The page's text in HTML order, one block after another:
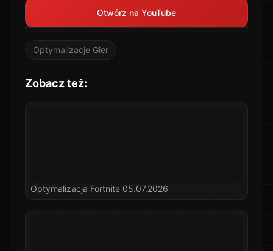
Otwórz na YouTube
Optymalizacje Gier
Zobacz też:
Optymalizacja Fortnite 05.07.2026